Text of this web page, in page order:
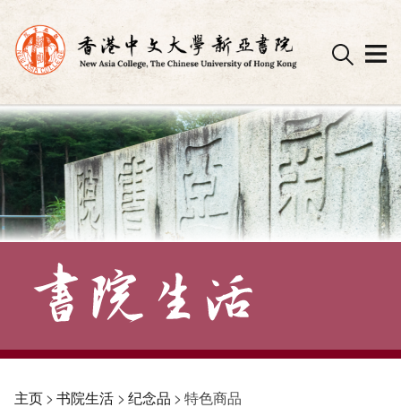
Skip
to
content
主页> 书院生活 > 纪念品 > 特色商品